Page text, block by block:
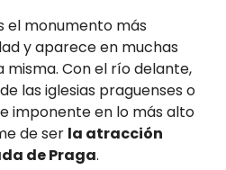
el monumento más
y aparece en muchas
misma. Con el río delante,
las iglesias praguenses o
imponente en lo más alto
de ser la atracción
de Praga.